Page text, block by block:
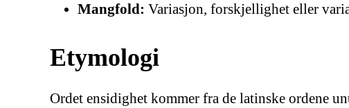
Mangfold: Variasjon, forskjellighet eller
Etymologi
Ordet ensidighet kommer fra de latinske ordene